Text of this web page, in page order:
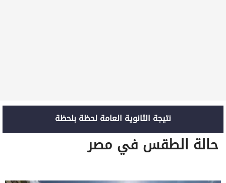
نتيجة الثانوية العامة لحظة بلحظة
حالة الطقس في مصر